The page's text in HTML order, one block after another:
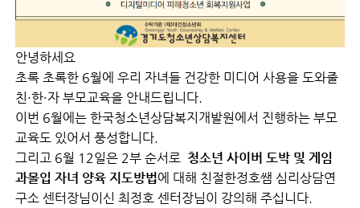
안녕하세요
초록 초록한 6월에 우리 자녀들 건강한 미디어 사용을 도와줄
친·한·자 부모교육을 안내드립니다.
이번 6월에는 한국청소년상담복지개발원에서 진행하는 부모
교육도 있어서 풍성합니다.
그리고 6월 12일은 2부 순서로 청소년 사이버 도박 및 게임
과몰입 자녀 양육 지도방법에 대해 친절한정호쌤 심리상담연
구소 센터장님이신 최정호 센터장님이 강의해 주십니다.